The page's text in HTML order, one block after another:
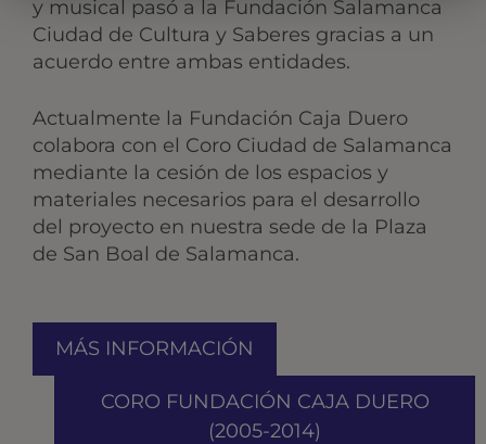
y musical pasó a la Fundación Salamanca
Ciudad de Cultura y Saberes gracias a un
acuerdo entre ambas entidades.
Actualmente la Fundación Caja Duero
colabora con el Coro Ciudad de Salamanca
mediante la cesión de los espacios y
materiales necesarios para el desarrollo
del proyecto en nuestra sede de la Plaza
de San Boal de Salamanca.
MÁS INFORMACIÓN
CORO FUNDACIÓN CAJA DUERO
(2005-2014)